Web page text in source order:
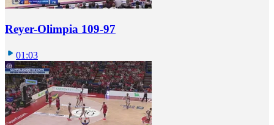
Reyer-Olimpia 109-97
01:03